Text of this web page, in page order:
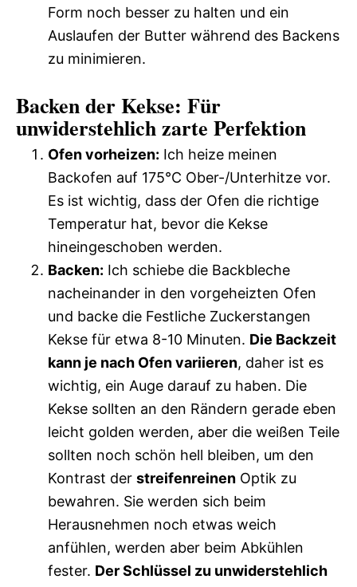
Form noch besser zu halten und ein
Auslaufen der Butter während des Backens
zu minimieren.
Backen der Kekse: Für
unwiderstehlich zarte Perfektion
Ofen vorheizen: Ich heize meinen
Backofen auf 175°C Ober-/Unterhitze vor.
Es ist wichtig, dass der Ofen die richtige
Temperatur hat, bevor die Kekse
hineingeschoben werden.
Backen: Ich schiebe die Backbleche
nacheinander in den vorgeheizten Ofen
und backe die Festliche Zuckerstangen
Kekse für etwa 8-10 Minuten. Die Backzeit
kann je nach Ofen variieren, daher ist es
wichtig, ein Auge darauf zu haben. Die
Kekse sollten an den Rändern gerade eben
leicht golden werden, aber die weißen Teile
sollten noch schön hell bleiben, um den
Kontrast der streifenreinen Optik zu
bewahren. Sie werden sich beim
Herausnehmen noch etwas weich
anfühlen, werden aber beim Abkühlen
fester. Der Schlüssel zu unwiderstehlich